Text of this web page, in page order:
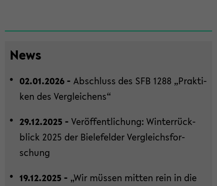
News
02.01.2026 - Ab­schluss des SFB 1288 „Prak­ti­
ken des Ver­glei­chens“
29.12.2025 - Ver­öf­fent­li­chung: Win­ter­rück­
blick 2025 der Bie­le­fel­der Ver­gleichs­for­
schung
19.12.2025 - „Wir müs­sen mit­ten rein in die